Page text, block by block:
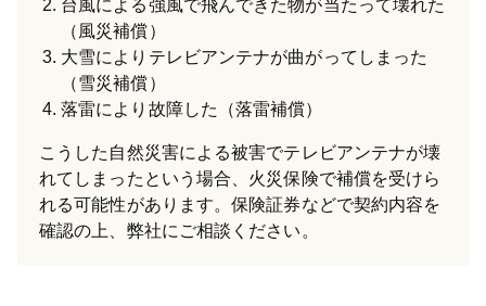
台風による強風で飛んできた物が当たって壊れた
（風災補償）
大雪によりテレビアンテナが曲がってしまった
（雪災補償）
落雷により故障した（落雷補償）
こうした自然災害による被害でテレビアンテナが壊
れてしまったという場合、火災保険で補償を受けら
れる可能性があります。保険証券などで契約内容を
確認の上、弊社にご相談ください。